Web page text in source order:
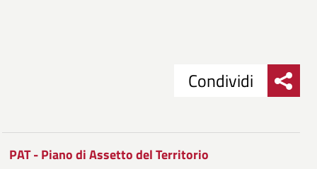
Condividi
Condividi
PAT - Piano di Assetto del Territorio